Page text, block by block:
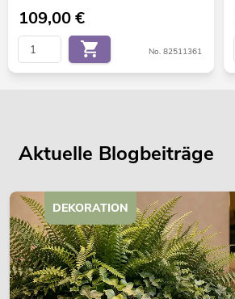
109,00€
No. 82511361
Aktuelle Blogbeiträge
DEKORATION